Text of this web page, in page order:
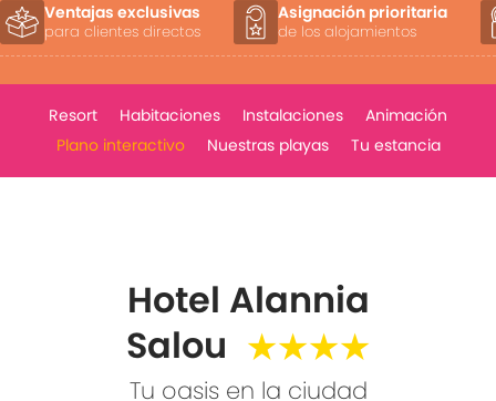
Ventajas exclusivas
para clientes directos
Asignación prioritaria
de los alojamientos
Resort Habitaciones Instalaciones
Animación
Plano interactivo
Nuestras playas Tu estancia
Hotel Alannia
Salou ★★★★
Tu oasis en la ciudad